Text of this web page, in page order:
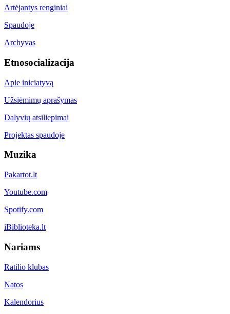
Artėjantys renginiai
Spaudoje
Archyvas
Etnosocializacija
Apie iniciatyvą
Užsiėmimų aprašymas
Dalyvių atsiliepimai
Projektas spaudoje
Muzika
Pakartot.lt
Youtube.com
Spotify.com
iBiblioteka.lt
Nariams
Ratilio klubas
Natos
Kalendorius